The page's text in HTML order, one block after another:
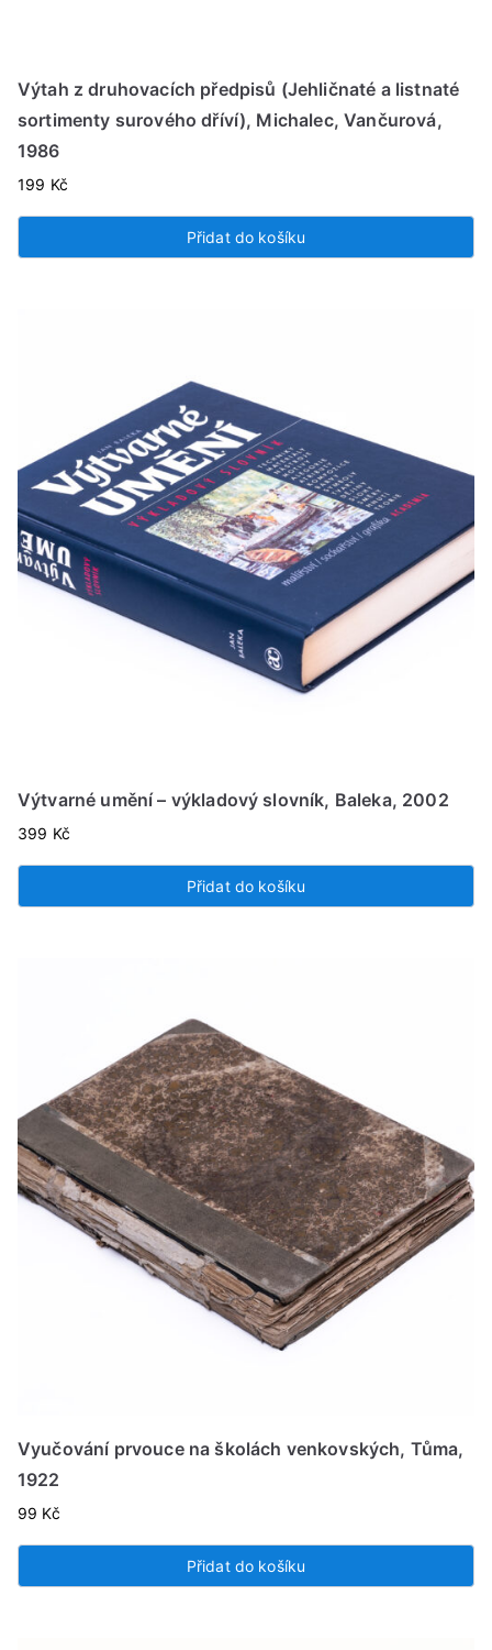
Výtah z druhovacích předpisů (Jehličnaté a listnaté
sortimenty surového dříví), Michalec, Vančurová,
1986
199 Kč
Přidat do košíku
Výtvarné umění – výkladový slovník, Baleka, 2002
399 Kč
Přidat do košíku
Vyučování prvouce na školách venkovských, Tůma,
1922
99 Kč
Přidat do košíku